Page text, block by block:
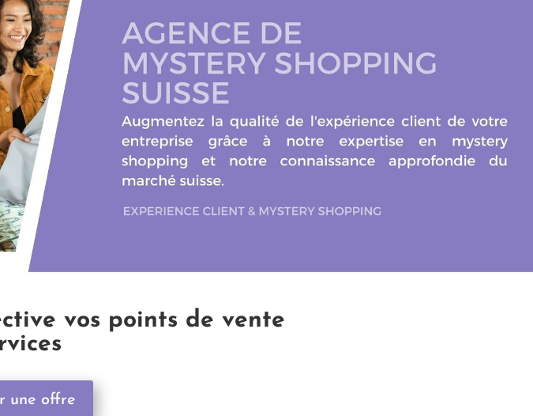
vos points de vente
une offre